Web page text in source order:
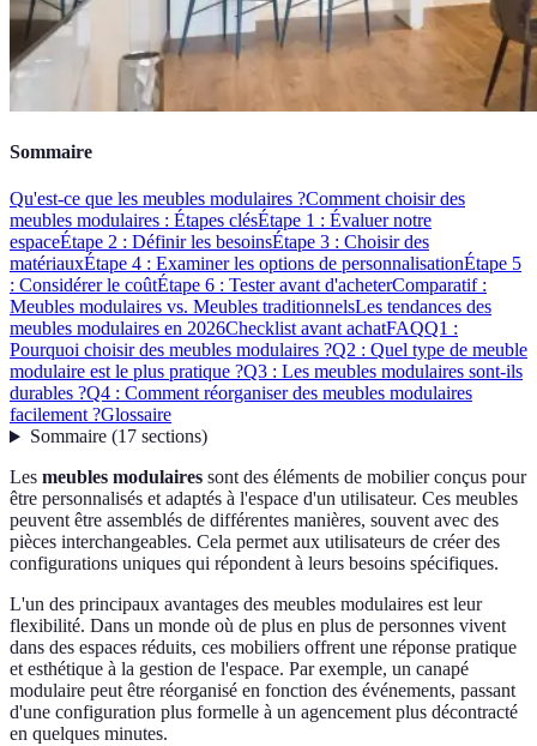
Sommaire
Qu'est-ce que les meubles modulaires ?Comment choisir des
meubles modulaires : Étapes clésÉtape 1 : Évaluer notre
espaceÉtape 2 : Définir les besoinsÉtape 3 : Choisir des
matériauxÉtape 4 : Examiner les options de personnalisationÉtape 5
: Considérer le coûtÉtape 6 : Tester avant d'acheterComparatif :
Meubles modulaires vs. Meubles traditionnelsLes tendances des
meubles modulaires en 2026Checklist avant achatFAQQ1 :
Pourquoi choisir des meubles modulaires ?Q2 : Quel type de meuble
modulaire est le plus pratique ?Q3 : Les meubles modulaires sont-ils
durables ?Q4 : Comment réorganiser des meubles modulaires
facilement ?Glossaire
Sommaire(17 sections)
Les meubles modulaires sont des éléments de mobilier conçus pour
être personnalisés et adaptés à l'espace d'un utilisateur. Ces meubles
peuvent être assemblés de différentes manières, souvent avec des
pièces interchangeables. Cela permet aux utilisateurs de créer des
configurations uniques qui répondent à leurs besoins spécifiques.
L'un des principaux avantages des meubles modulaires est leur
flexibilité. Dans un monde où de plus en plus de personnes vivent
dans des espaces réduits, ces mobiliers offrent une réponse pratique
et esthétique à la gestion de l'espace. Par exemple, un canapé
modulaire peut être réorganisé en fonction des événements, passant
d'une configuration plus formelle à un agencement plus décontracté
en quelques minutes.